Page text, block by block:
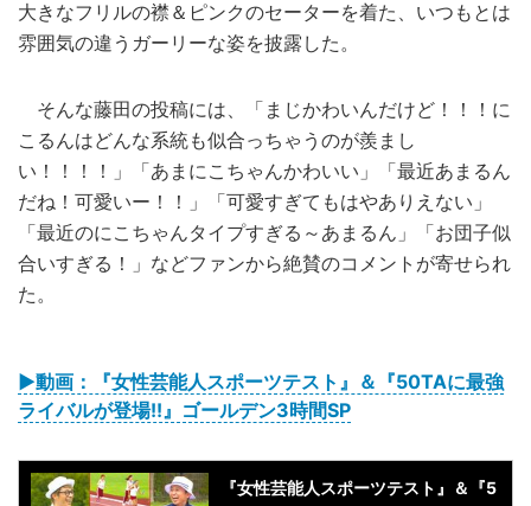
大きなフリルの襟＆ピンクのセーターを着た、いつもとは
雰囲気の違うガーリーな姿を披露した。
そんな藤田の投稿には、「まじかわいんだけど！！！に
こるんはどんな系統も似合っちゃうのが羨まし
い！！！！」「あまにこちゃんかわいい」「最近あまるん
だね！可愛いー！！」「可愛すぎてもはやありえない」
「最近のにこちゃんタイプすぎる～あまるん」「お団子似
合いすぎる！」などファンから絶賛のコメントが寄せられ
た。
▶︎動画：『女性芸能人スポーツテスト』＆『50TAに最強
ライバルが登場!!』ゴールデン3時間SP
『女性芸能人スポーツテスト』＆『5